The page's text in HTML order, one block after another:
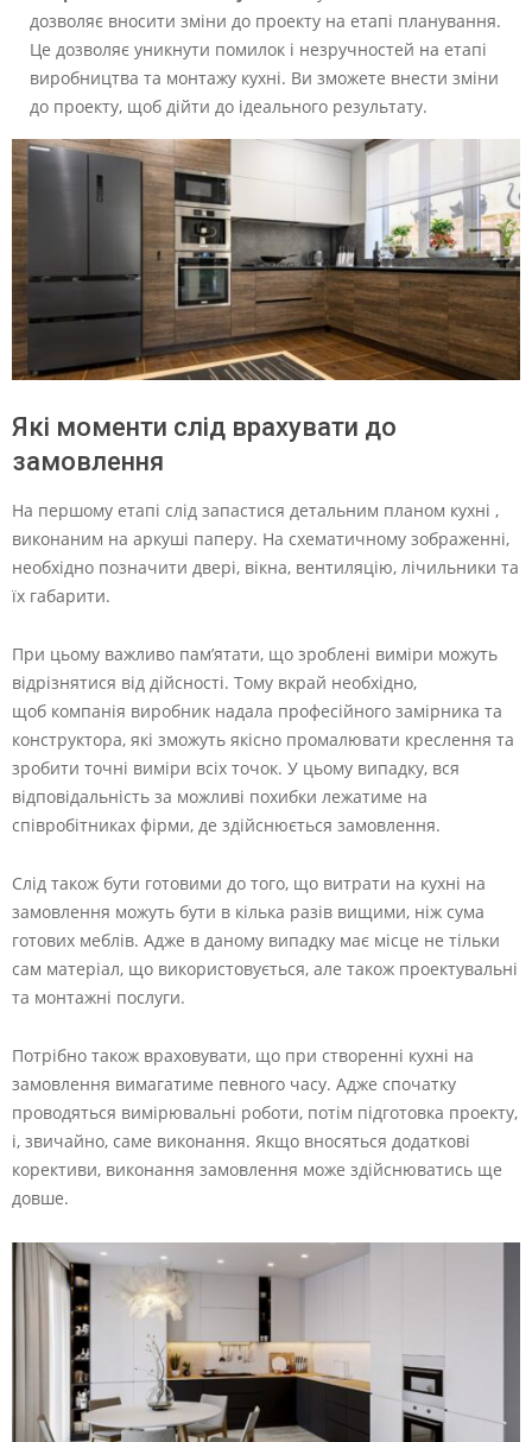
дозволяє вносити зміни до проекту на етапі планування.
Це дозволяє уникнути помилок і незручностей на етапі
виробництва та монтажу кухні. Ви зможете внести зміни
до проекту, щоб дійти до ідеального результату.
Які моменти слід врахувати до
замовлення
На першому етапі слід запастися детальним планом кухні ,
виконаним на аркуші паперу. На схематичному зображенні,
необхідно позначити двері, вікна, вентиляцію, лічильники та
їх габарити.
При цьому важливо пам’ятати, що зроблені виміри можуть
відрізнятися від дійсності. Тому вкрай необхідно,
щоб компанія виробник надала професійного замірника та
конструктора, які зможуть якісно промалювати креслення та
зробити точні виміри всіх точок. У цьому випадку, вся
відповідальність за можливі похибки лежатиме на
співробітниках фірми, де здійснюється замовлення.
Слід також бути готовими до того, що витрати на кухні на
замовлення можуть бути в кілька разів вищими, ніж сума
готових меблів. Адже в даному випадку має місце не тільки
сам матеріал, що використовується, але також проектувальні
та монтажні послуги.
Потрібно також враховувати, що при створенні кухні на
замовлення вимагатиме певного часу. Адже спочатку
проводяться вимірювальні роботи, потім підготовка проекту,
і, звичайно, саме виконання. Якщо вносяться додаткові
корективи, виконання замовлення може здійснюватись ще
довше.